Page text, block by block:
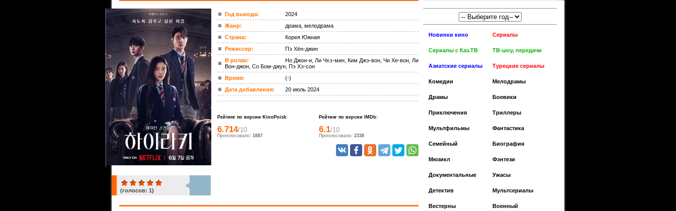
(голосов: 1 )
Год выхода:
2024
Жанр:
драма, мелодрама
Страна:
Корея Южная
Режиссер:
Пэ Хён-джин
В ролях:
Но Джон-и, Ли Чхэ-мин, Ким Джэ-вон, Чи Хе-вон, Ли
Вон-джон, Со Бом-джун, Пэ Хэ-сон
Время:
(-)
Дата добавления:
20 июль 2024
Рейтинг по версии KinoPoisk:
6.714/10
Проголосовало: 1887
Рейтинг по версии IMDb:
6.1/10
Проголосовало: 2338
Новинки кино Сериалы
Сериалы с Каз.ТВ ТВ-шоу, передачи
Азиатские сериалы Турецкие сериалы
Комедии Мелодрамы
Драмы Боевики
Приключения Триллеры
Мультфильмы Фантастика
Cемейный Биография
Мюзикл Фэнтези
Документальные Ужасы
Детектив Мультсериалы
Вестерны Военный